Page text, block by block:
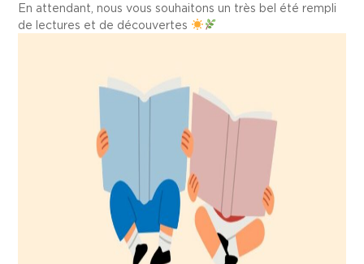
En attendant, nous vous souhaitons un très bel été rempli
de lectures et de découvertes